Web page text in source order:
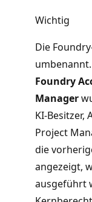
Wichtig
Die
umbenannt.
Foundry
Manager
KI-Besitzer,
Project
die
angezeigt,
ausgeführt